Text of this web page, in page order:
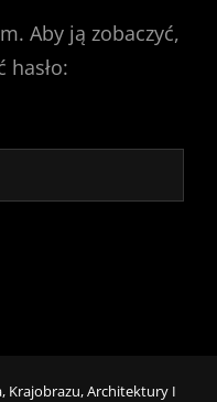
Aby ją zobaczyć,
hasło:
Krajobrazu, Architektury I